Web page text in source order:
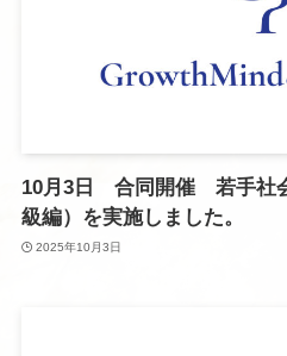
10月3日 合同開催 若手社
級編）を実施しました。
2025年10月3日